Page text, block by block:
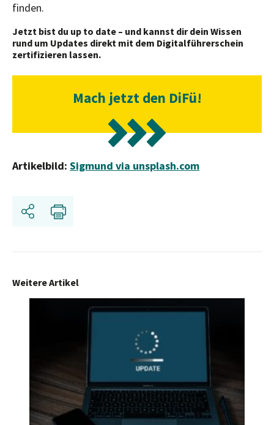
finden.
Jetzt bist du up to date – und kannst dir dein Wissen
rund um Updates direkt mit dem Digitalführerschein
zertifizieren lassen.
Mach jetzt den DiFü!
Artikelbild: Sigmund via unsplash.com
Share
Weitere Artikel